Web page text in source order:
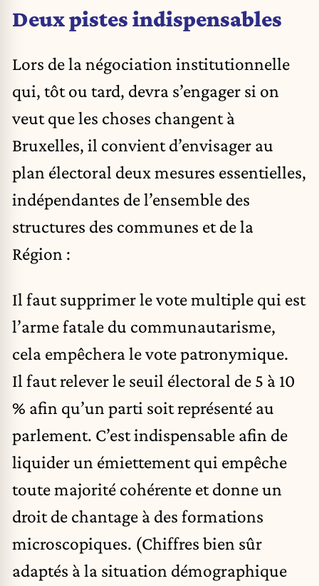
Deux pistes indispensables
Lors de la négociation institutionnelle
qui, tôt ou tard, devra s’engager si on
veut que les choses changent à
Bruxelles, il convient d’envisager au
plan électoral deux mesures essentielles,
indépendantes de l’ensemble des
structures des communes et de la
Région :
Il faut supprimer le vote multiple qui est
l’arme fatale du communautarisme,
cela empêchera le vote patronymique.
Il faut relever le seuil électoral de 5 à 10
% afin qu’un parti soit représenté au
parlement. C’est indispensable afin de
liquider un émiettement qui empêche
toute majorité cohérente et donne un
droit de chantage à des formations
microscopiques. (Chiffres bien sûr
adaptés à la situation démographique